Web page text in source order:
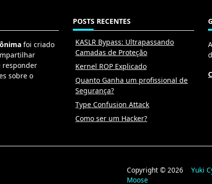
foi criado
responder
sobre o
POSTS RECENTES
KASLR Bypass: Ultrapassando
Camadas de Proteção
Kernel ROP Explicado
Quanto Ganha um profissional de
Segurança?
Type Confusion Attack
Como ser um Hacker?
Copyright © 2026Yuki
Moose